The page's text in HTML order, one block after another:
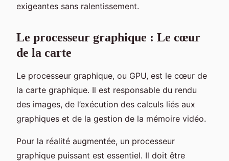
exigeantes sans ralentissement.
Le processeur graphique : Le cœur
de la carte
Le processeur graphique, ou GPU, est le cœur de
la carte graphique. Il est responsable du rendu
des images, de l’exécution des calculs liés aux
graphiques et de la gestion de la mémoire vidéo.
Pour la réalité augmentée, un processeur
graphique puissant est essentiel. Il doit être